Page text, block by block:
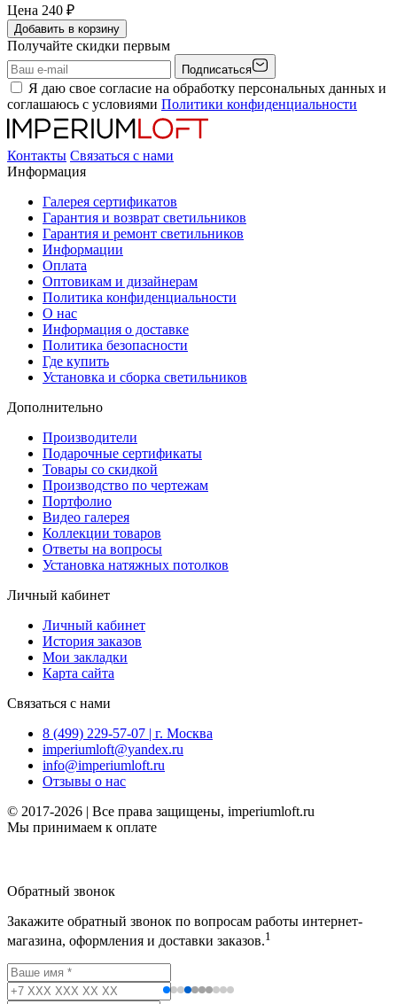
Цена 240 ₽
Добавить в корзину
Получайте скидки первым
Подписаться
Я даю свое согласие на обработку персональных данных и
соглашаюсь с условиями Политики конфиденциальности
Контакты Связаться с нами
Информация
Галерея сертификатов
Гарантия и возврат светильников
Гарантия и ремонт светильников
Информации
Оплата
Оптовикам и дизайнерам
Политика конфиденциальности
О нас
Информация о доставке
Политика безопасности
Где купить
Установка и сборка светильников
Дополнительно
Производители
Подарочные сертификаты
Товары со скидкой
Производство по чертежам
Портфолио
Видео галерея
Коллекции товаров
Ответы на вопросы
Установка натяжных потолков
Личный кабинет
Личный кабинет
История заказов
Мои закладки
Карта сайта
Связаться с нами
8 (499) 229-57-07 | г. Москва
imperiumloft@yandex.ru
info@imperiumloft.ru
Отзывы о нас
© 2017-2026 | Все права защищены, imperiumloft.ru
Мы принимаем к оплате
Обратный звонок
Закажите обратный звонок по вопросам работы интернет-
магазина, оформления и доставки заказов.1